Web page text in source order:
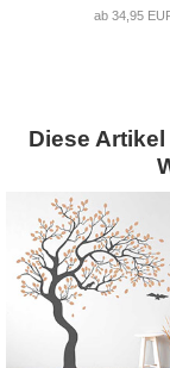
ab 34,95
Diese